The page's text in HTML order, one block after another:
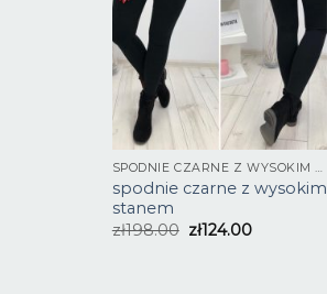
SPODNIE CZARNE Z WYSOKIM STANEM
spodnie czarne z wysokim
stanem
zł198.00 zł124.00